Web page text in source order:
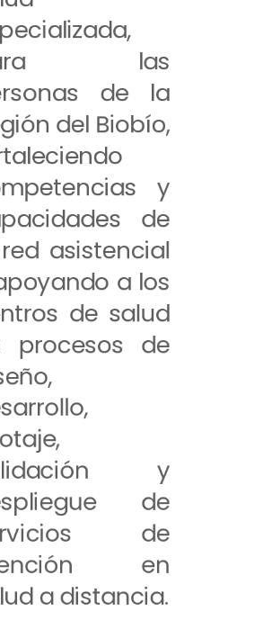
las
de la
del Biobío,
y
de
asistencial
a los
de salud
procesos de
y
de
de
en
a distancia.